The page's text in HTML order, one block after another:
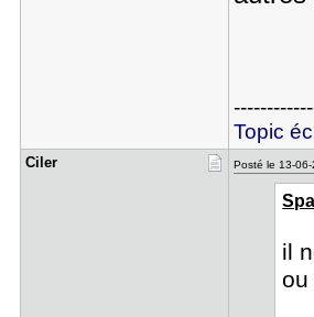
Topic
Ciler Posté le 13-
il
ou